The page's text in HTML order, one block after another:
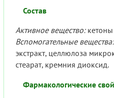
Состав
Активное вещество:
Вспомогательные вещества:
экстракт, целлюлоза
стеарат, кремния диоксид.
Фармакологические